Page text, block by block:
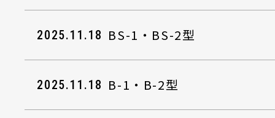
2025.11.18 BS-1・BS-2型
2025.11.18 B-1・B-2型